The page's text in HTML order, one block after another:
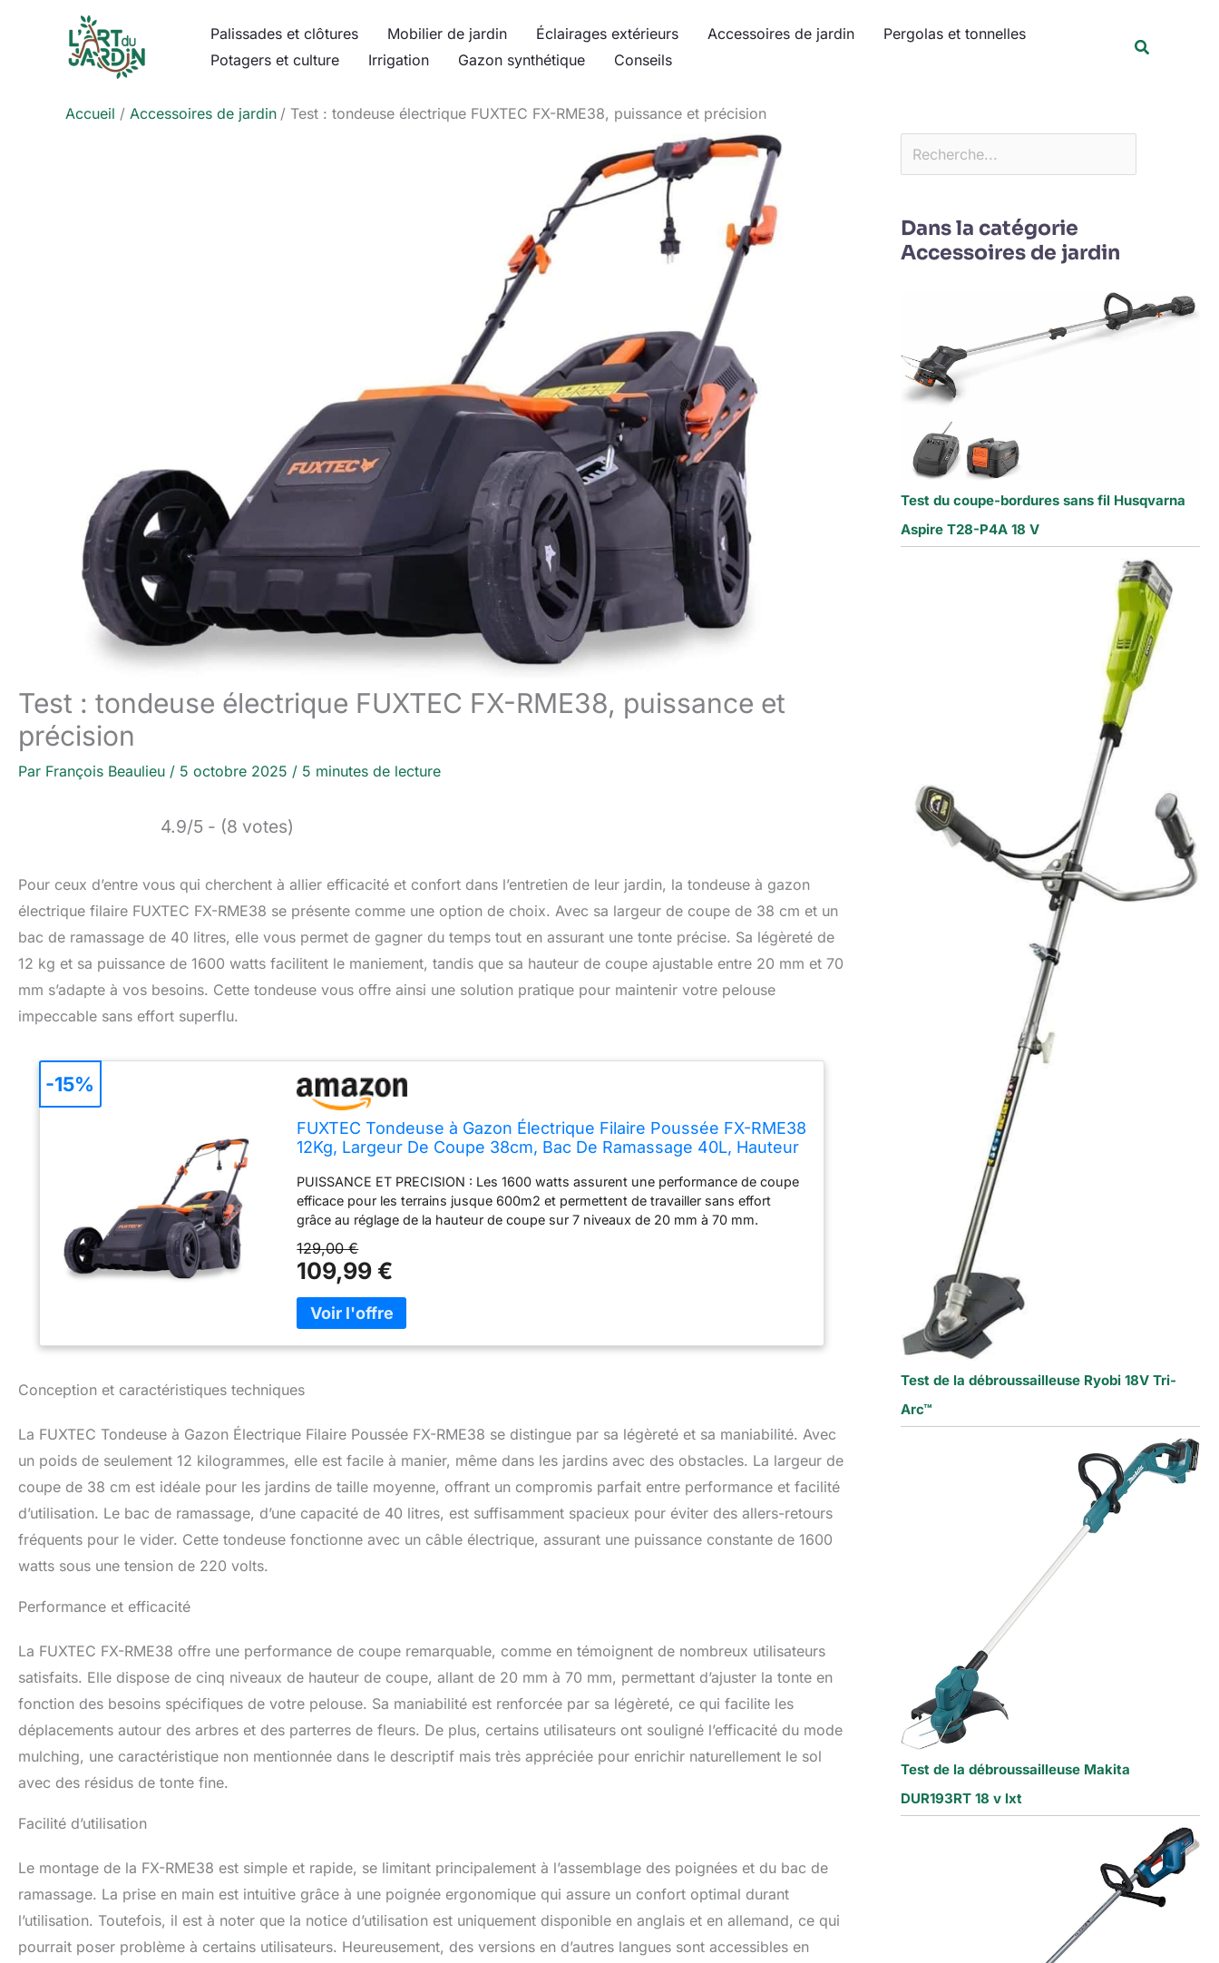
Palissades et clôtures Mobilier de jardin Éclairages extérieurs Accessoires de jardin
Pergolas et tonnelles
Potagers et culture
Irrigation Gazon synthétique Conseils
Accueil Accessoires de jardin Test : tondeuse électrique FUXTEC FX-RME38, puissance et précision
Test : tondeuse électrique FUXTEC FX-RME38, puissance et
précision
Par François Beaulieu / 5 octobre 2025 / 5 minutes de lecture
4.9/5 - (8 votes)
Pour ceux d’entre vous qui cherchent à allier efficacité et confort dans l’entretien de leur jardin, la tondeuse à gazon
électrique filaire FUXTEC FX-RME38 se présente comme une option de choix. Avec sa largeur de coupe de 38 cm et un
bac de ramassage de 40 litres, elle vous permet de gagner du temps tout en assurant une tonte précise. Sa légèreté de
12 kg et sa puissance de 1600 watts facilitent le maniement, tandis que sa hauteur de coupe ajustable entre 20 mm et 70
mm s’adapte à vos besoins. Cette tondeuse vous offre ainsi une solution pratique pour maintenir votre pelouse
impeccable sans effort superflu.
FUXTEC Tondeuse à Gazon Électrique Filaire Poussée FX-RME38
12Kg, Largeur De Coupe 38cm, Bac De Ramassage 40L, Hauteur
PUISSANCE ET PRECISION : Les 1600 watts assurent une performance de coupe
efficace pour les terrains jusque 600m2 et permettent de travailler sans effort
grâce au réglage de la hauteur de coupe sur 7 niveaux de 20 mm à 70 mm.
d'énergie pendant toute la durée de la tonte. Il suffit de la brancher sur le secteur à
l'aide d'un câble. LÉGÈRE : Le poids net de seulement 12 kg permet de manœuvrer
facilement la tondeuse à gazon et sert à la manipuler aisément. SILENCIEUSE ET
RESPECTUEUSE DE L'ENVIRONNEMENT : Certes elle est puissante, mais la FX-
RME38 est également silencieuce, avec un niveau de puissance acoustique de
seulement 96 dB, elle assure un environnement de tonte calme. TRAVAIL
réduites au minimum et assurent un travail efficace.
129,00 €
109,99 €
-15%
Conception et caractéristiques techniques
La FUXTEC Tondeuse à Gazon Électrique Filaire Poussée FX-RME38 se distingue par sa légèreté et sa maniabilité. Avec
un poids de seulement 12 kilogrammes, elle est facile à manier, même dans les jardins avec des obstacles. La largeur de
coupe de 38 cm est idéale pour les jardins de taille moyenne, offrant un compromis parfait entre performance et facilité
d’utilisation. Le bac de ramassage, d’une capacité de 40 litres, est suffisamment spacieux pour éviter des allers-retours
fréquents pour le vider. Cette tondeuse fonctionne avec un câble électrique, assurant une puissance constante de 1600
watts sous une tension de 220 volts.
Performance et efficacité
La FUXTEC FX-RME38 offre une performance de coupe remarquable, comme en témoignent de nombreux utilisateurs
satisfaits. Elle dispose de cinq niveaux de hauteur de coupe, allant de 20 mm à 70 mm, permettant d’ajuster la tonte en
fonction des besoins spécifiques de votre pelouse. Sa maniabilité est renforcée par sa légèreté, ce qui facilite les
déplacements autour des arbres et des parterres de fleurs. De plus, certains utilisateurs ont souligné l’efficacité du mode
mulching, une caractéristique non mentionnée dans le descriptif mais très appréciée pour enrichir naturellement le sol
avec des résidus de tonte fine.
Facilité d’utilisation
Le montage de la FX-RME38 est simple et rapide, se limitant principalement à l’assemblage des poignées et du bac de
ramassage. La prise en main est intuitive grâce à une poignée ergonomique qui assure un confort optimal durant
l’utilisation. Toutefois, il est à noter que la notice d’utilisation est uniquement disponible en anglais et en allemand, ce qui
pourrait poser problème à certains utilisateurs. Heureusement, des versions en d’autres langues sont accessibles en
Dans la catégorie
Accessoires de jardin
Test du coupe-bordures sans fil Husqvarna
Aspire T28-P4A 18 V
Test de la débroussailleuse Ryobi 18V Tri-
Arc™
Test de la débroussailleuse Makita
DUR193RT 18 v lxt